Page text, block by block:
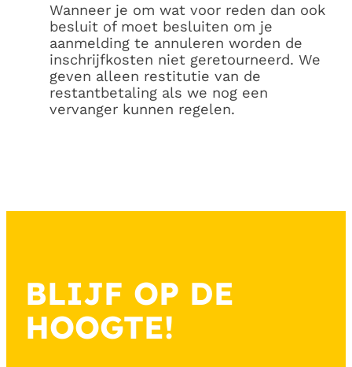
Wanneer je om wat voor reden dan ook
besluit of moet besluiten om je
aanmelding te annuleren worden de
inschrijfkosten niet geretourneerd. We
geven alleen restitutie van de
restantbetaling als we nog een
vervanger kunnen regelen.
BLIJF OP DE
HOOGTE!